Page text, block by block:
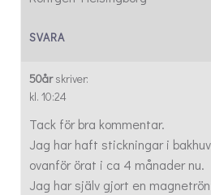
SVARA
50år skriver:
kl. 10:24
Tack för bra kommentar.
Jag har haft stickningar i
ovanför örat i ca 4 månader nu.
Jag har själv gjort en